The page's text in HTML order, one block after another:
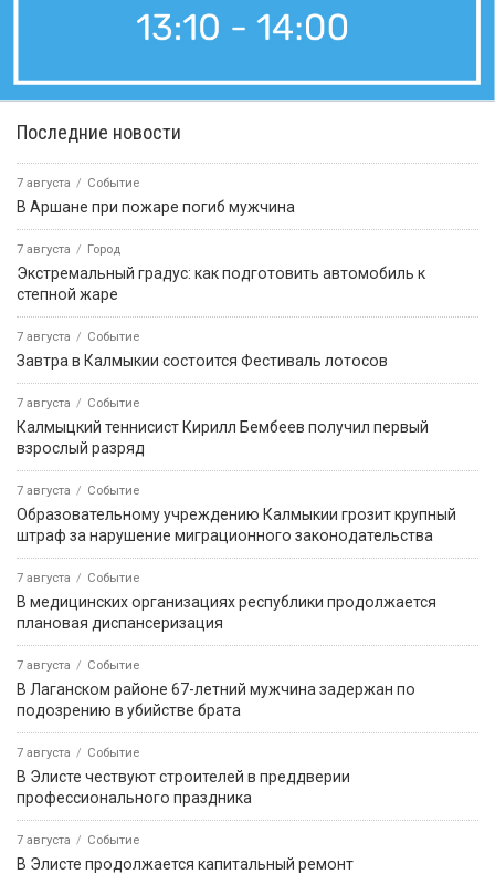
Последние новости
7 августа Событие
В Аршане при пожаре погиб мужчина
7 августа Город
Экстремальный градус: как подготовить автомобиль к
степной жаре
7 августа Событие
Завтра в Калмыкии состоится Фестиваль лотосов
7 августа Событие
Калмыцкий теннисист Кирилл Бембеев получил первый
взрослый разряд
7 августа Событие
Образовательному учреждению Калмыкии грозит крупный
штраф за нарушение миграционного законодательства
7 августа Событие
В медицинских организациях республики продолжается
плановая диспансеризация
7 августа Событие
В Лаганском районе 67-летний мужчина задержан по
подозрению в убийстве брата
7 августа Событие
В Элисте чествуют строителей в преддверии
профессионального праздника
7 августа Событие
В Элисте продолжается капитальный ремонт